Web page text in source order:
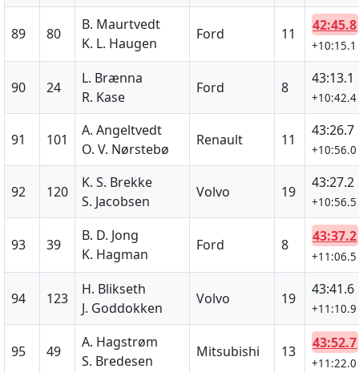
89 80
B. Maurtvedt
K. L. Haugen
Ford 11
42:45.8
+10:15.1
90 24
L. Brænna
R. Kase
Ford 8
43:13.1
+10:42.4
91 101
A. Angeltvedt
O. V. Nørstebø
Renault 11
43:26.7
+10:56.0
92 120
K. S. Brekke
S. Jacobsen
Volvo 19
43:27.2
+10:56.5
93 39
B. D. Jong
K. Hagman
Ford 8
43:37.2
+11:06.5
94 123
H. Blikseth
J. Goddokken
Volvo 19
43:41.6
+11:10.9
95 49
A. Hagstrøm
S. Bredesen
Mitsubishi 13
43:52.7
+11:22.0